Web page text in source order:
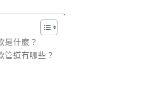
是什麼？
管道有哪些？